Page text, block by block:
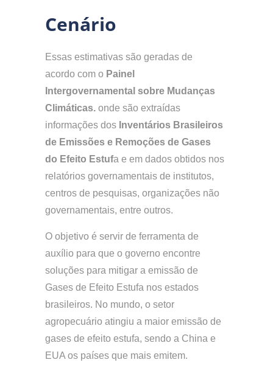
Cenário
Essas estimativas são geradas de
acordo com o Painel
Intergovernamental sobre Mudanças
Climáticas. onde são extraídas
informações dos Inventários Brasileiros
de Emissões e Remoções de Gases
do Efeito Estufa e em dados obtidos nos
relatórios governamentais de institutos,
centros de pesquisas, organizações não
governamentais, entre outros.
O objetivo é servir de ferramenta de
auxílio para que o governo encontre
soluções para mitigar a emissão de
Gases de Efeito Estufa nos estados
brasileiros. No mundo, o setor
agropecuário atingiu a maior emissão de
gases de efeito estufa, sendo a China e
EUA os países que mais emitem.